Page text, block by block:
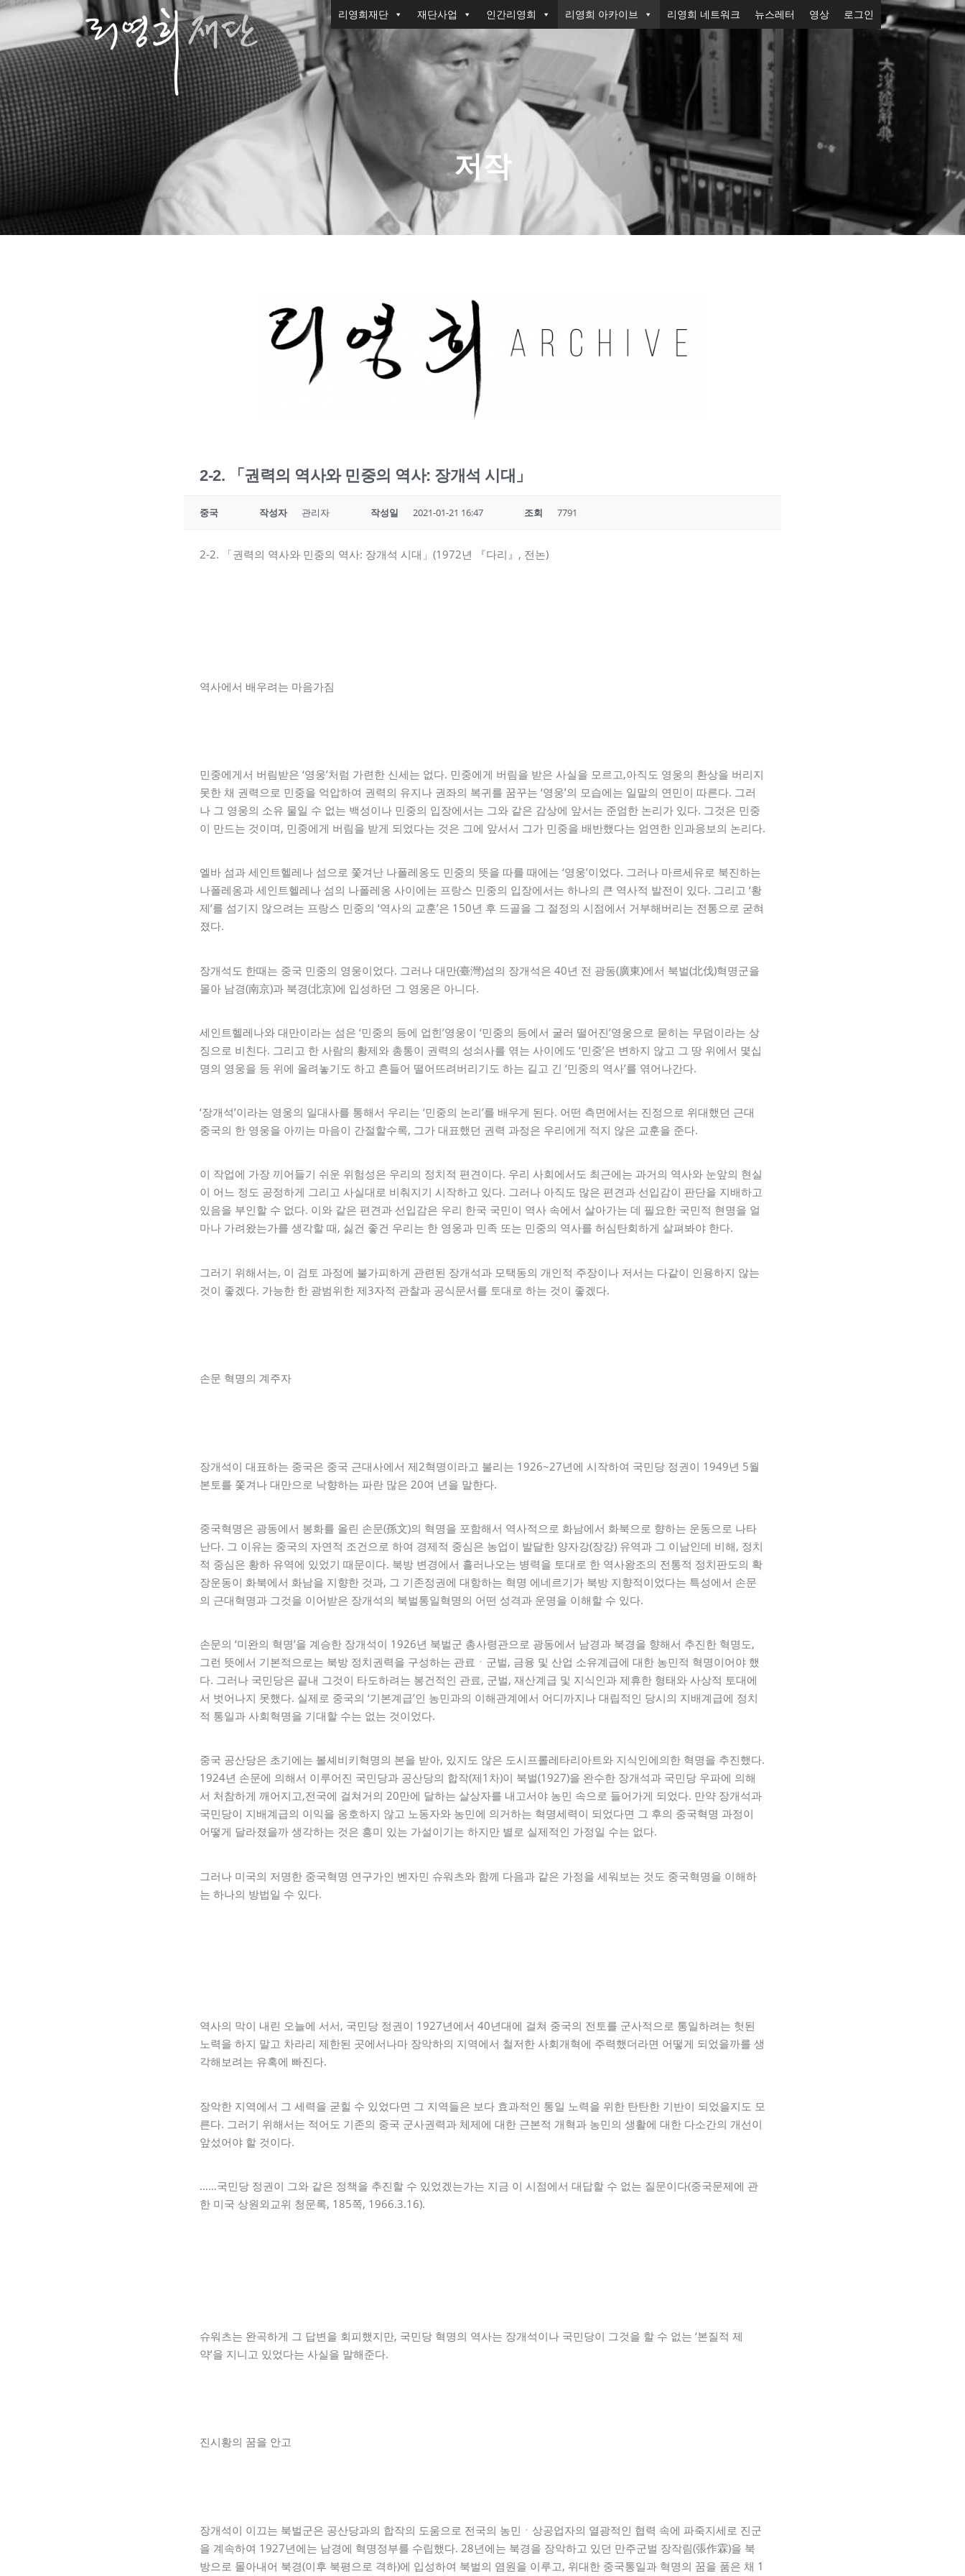
콘
로
바
로
가
기
리영희재단 재단사업 인간리영희 리영희 아카이브 리영희 네트워크 뉴스레터 영상 로그인
저작
2-2. 「권력의 역사와 민중의 역사: 장개석 시대」
중국 작성자 관리자 작성일 2021-01-21 16:47 조회 7791
2-2. 「권력의 역사와 민중의 역사: 장개석 시대」(1972년 『다리』, 전논)
역사에서 배우려는 마음가짐
민중에게서 버림받은 ‘영웅’처럼 가련한 신세는 없다. 민중에게 버림을 받은 사실을 모르고,아직도 영웅의 환상을 버리지
못한 채 권력으로 민중을 억압하여 권력의 유지나 권좌의 복귀를 꿈꾸는 ‘영웅’의 모습에는 일말의 연민이 따른다. 그러
나 그 영웅의 소유 물일 수 없는 백성이나 민중의 입장에서는 그와 같은 감상에 앞서는 준엄한 논리가 있다. 그것은 민중
이 만드는 것이며, 민중에게 버림을 받게 되었다는 것은 그에 앞서서 그가 민중을 배반했다는 엄연한 인과응보의 논리다.
엘바 섬과 세인트헬레나 섬으로 쫓겨난 나폴레옹도 민중의 뜻을 따를 때에는 ‘영웅’이었다. 그러나 마르세유로 북진하는
나폴레옹과 세인트헬레나 섬의 나폴레옹 사이에는 프랑스 민중의 입장에서는 하나의 큰 역사적 발전이 있다. 그리고 ‘황
제’를 섬기지 않으려는 프랑스 민중의 ‘역사의 교훈’은 150년 후 드골을 그 절정의 시점에서 거부해버리는 전통으로 굳혀
졌다.
장개석도 한때는 중국 민중의 영웅이었다. 그러나 대만(臺灣)섬의 장개석은 40년 전 광동(廣東)에서 북벌(北伐)혁명군을
몰아 남경(南京)과 북경(北京)에 입성하던 그 영웅은 아니다.
세인트헬레나와 대만이라는 섬은 ‘민중의 등에 업힌’영웅이 ‘민중의 등에서 굴러 떨어진’영웅으로 묻히는 무덤이라는 상
징으로 비친다. 그리고 한 사람의 황제와 총통이 권력의 성쇠사를 엮는 사이에도 ‘민중’은 변하지 않고 그 땅 위에서 몇십
명의 영웅을 등 위에 올려놓기도 하고 흔들어 떨어뜨려버리기도 하는 길고 긴 ‘민중의 역사’를 엮어나간다.
‘장개석’이라는 영웅의 일대사를 통해서 우리는 ‘민중의 논리’를 배우게 된다. 어떤 측면에서는 진정으로 위대했던 근대
중국의 한 영웅을 아끼는 마음이 간절할수록, 그가 대표했던 권력 과정은 우리에게 적지 않은 교훈을 준다.
이 작업에 가장 끼어들기 쉬운 위험성은 우리의 정치적 편견이다. 우리 사회에서도 최근에는 과거의 역사와 눈앞의 현실
이 어느 정도 공정하게 그리고 사실대로 비춰지기 시작하고 있다. 그러나 아직도 많은 편견과 선입감이 판단을 지배하고
있음을 부인할 수 없다. 이와 같은 편견과 선입감은 우리 한국 국민이 역사 속에서 살아가는 데 필요한 국민적 현명을 얼
마나 가려왔는가를 생각할 때, 싫건 좋건 우리는 한 영웅과 민족 또는 민중의 역사를 허심탄회하게 살펴봐야 한다.
그러기 위해서는, 이 검토 과정에 불가피하게 관련된 장개석과 모택동의 개인적 주장이나 저서는 다같이 인용하지 않는
것이 좋겠다. 가능한 한 광범위한 제3자적 관찰과 공식문서를 토대로 하는 것이 좋겠다.
손문 혁명의 계주자
장개석이 대표하는 중국은 중국 근대사에서 제2혁명이라고 불리는 1926~27년에 시작하여 국민당 정권이 1949년 5월
본토를 쫓겨나 대만으로 낙향하는 파란 많은 20여 년을 말한다.
중국혁명은 광동에서 봉화를 올린 손문(孫文)의 혁명을 포함해서 역사적으로 화남에서 화북으로 향하는 운동으로 나타
난다. 그 이유는 중국의 자연적 조건으로 하여 경제적 중심은 농업이 발달한 양자강(장강) 유역과 그 이남인데 비해, 정치
적 중심은 황하 유역에 있었기 때문이다. 북방 변경에서 흘러나오는 병력을 토대로 한 역사왕조의 전통적 정치판도의 확
장운동이 화북에서 화남을 지향한 것과, 그 기존정권에 대항하는 혁명 에네르기가 북방 지향적이었다는 특성에서 손문
의 근대혁명과 그것을 이어받은 장개석의 북벌통일혁명의 어떤 성격과 운명을 이해할 수 있다.
손문의 ‘미완의 혁명’을 계승한 장개석이 1926년 북벌군 총사령관으로 광동에서 남경과 북경을 향해서 추진한 혁명도,
그런 뜻에서 기본적으로는 북방 정치권력을 구성하는 관료ㆍ군벌, 금융 및 산업 소유계급에 대한 농민적 혁명이어야 했
다. 그러나 국민당은 끝내 그것이 타도하려는 봉건적인 관료, 군벌, 재산계급 및 지식인과 제휴한 형태와 사상적 토대에
서 벗어나지 못했다. 실제로 중국의 ‘기본계급’인 농민과의 이해관계에서 어디까지나 대립적인 당시의 지배계급에 정치
적 통일과 사회혁명을 기대할 수는 없는 것이었다.
중국 공산당은 초기에는 볼셰비키혁명의 본을 받아, 있지도 않은 도시프롤레타리아트와 지식인에의한 혁명을 추진했다.
1924년 손문에 의해서 이루어진 국민당과 공산당의 합작(제1차)이 북벌(1927)을 완수한 장개석과 국민당 우파에 의해
서 처참하게 깨어지고,전국에 걸쳐거의 20만에 달하는 살상자를 내고서야 농민 속으로 들어가게 되었다. 만약 장개석과
국민당이 지배계급의 이익을 옹호하지 않고 노동자와 농민에 의거하는 혁명세력이 되었다면 그 후의 중국혁명 과정이
어떻게 달라졌을까 생각하는 것은 흥미 있는 가설이기는 하지만 별로 실제적인 가정일 수는 없다.
그러나 미국의 저명한 중국혁명 연구가인 벤자민 슈워츠와 함께 다음과 같은 가정을 세워보는 것도 중국혁명을 이해하
는 하나의 방법일 수 있다.
역사의 막이 내린 오늘에 서서, 국민당 정권이 1927년에서 40년대에 걸쳐 중국의 전토를 군사적으로 통일하려는 헛된
노력을 하지 말고 차라리 제한된 곳에서나마 장악하의 지역에서 철저한 사회개혁에 주력했더라면 어떻게 되었을까를 생
각해보려는 유혹에 빠진다.
장악한 지역에서 그 세력을 굳힐 수 있었다면 그 지역들은 보다 효과적인 통일 노력을 위한 탄탄한 기반이 되었을지도 모
른다. 그러기 위해서는 적어도 기존의 중국 군사권력과 체제에 대한 근본적 개혁과 농민의 생활에 대한 다소간의 개선이
앞섰어야 할 것이다.
……국민당 정권이 그와 같은 정책을 추진할 수 있었겠는가는 지금 이 시점에서 대답할 수 없는 질문이다(중국문제에 관
한 미국 상원외교위 청문록, 185쪽, 1966.3.16).
슈워츠는 완곡하게 그 답변을 회피했지만, 국민당 혁명의 역사는 장개석이나 국민당이 그것을 할 수 없는 ‘본질적 제
약’을 지니고 있었다는 사실을 말해준다.
진시황의 꿈을 안고
장개석이 이끄는 북벌군은 공산당과의 합작의 도움으로 전국의 농민ㆍ상공업자의 열광적인 협력 속에 파죽지세로 진군
을 계속하여 1927년에는 남경에 혁명정부를 수립했다. 28년에는 북경을 장악하고 있던 만주군벌 장작림(張作霖)을 북
방으로 몰아내어 북경(이후 북평으로 격하)에 입성하여 북벌의 염원을 이루고, 위대한 중국통일과 혁명의 꿈을 품은 채 1